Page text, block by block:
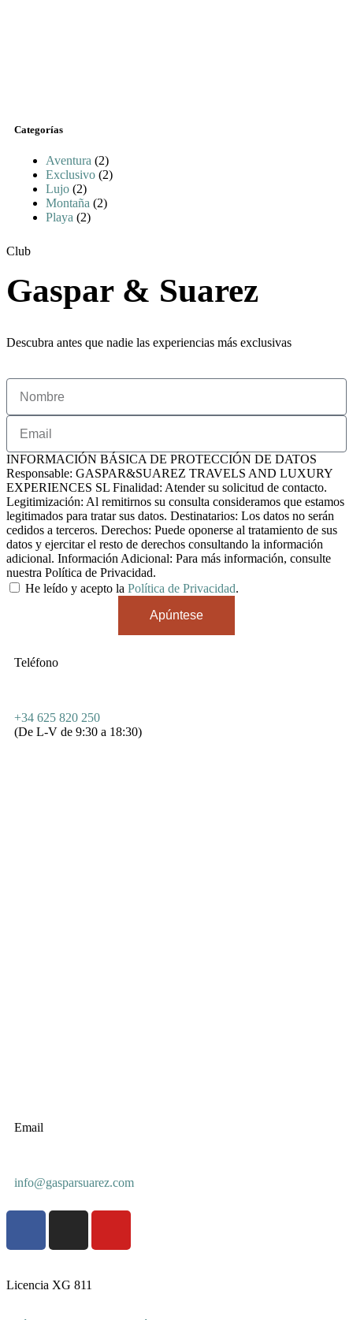
Categorías
Aventura (2)
Exclusivo (2)
Lujo (2)
Montaña (2)
Playa (2)
Club
Gaspar & Suarez
Descubra antes que nadie las experiencias más exclusivas
INFORMACIÓN BÁSICA DE PROTECCIÓN DE DATOS
Responsable: GASPAR&SUAREZ TRAVELS AND LUXURY
EXPERIENCES SL Finalidad: Atender su solicitud de contacto.
Legitimización: Al remitirnos su consulta consideramos que estamos
legitimados para tratar sus datos. Destinatarios: Los datos no serán
cedidos a terceros. Derechos: Puede oponerse al tratamiento de sus
datos y ejercitar el resto de derechos consultando la información
adicional. Información Adicional: Para más información, consulte
nuestra Política de Privacidad.
He leído y acepto la Política de Privacidad.
Apúntese
Teléfono
+34 625 820 250
(De L-V de 9:30 a 18:30)
Email
info@gasparsuarez.com
Licencia XG 811